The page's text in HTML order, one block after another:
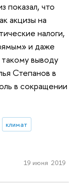
показал, что
акцизы на
налоги,
и даже
выводу
Степанов в
в сокращении
климат
19 июня 2019